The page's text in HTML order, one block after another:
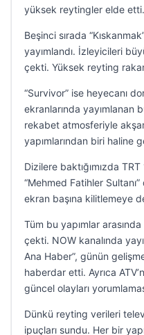
yüksek reytingler elde etti.
Beşinci sırada
yayımlandı. İzleyicileri
çekti. Yüksek reyting
“Survivor” ise heyecanı
ekranlarında yayımlanan
rekabet atmosferiyle
yapımlarından biri haline
Dizilere baktığımızda
“Mehmed Fatihler
ekran başına kilitlemeye
Tüm bu yapımlar
çekti. NOW kanalında
Ana Haber”, günün
haberdar etti. Ayrıca
güncel olayları
Dünkü reyting verileri
ipuçları sundu. Her bir